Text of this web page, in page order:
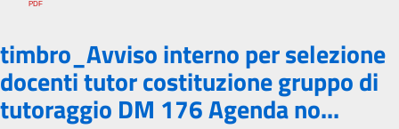
timbro_Avviso interno per selezione
docenti tutor costituzione gruppo di
tutoraggio DM 176 Agenda no...